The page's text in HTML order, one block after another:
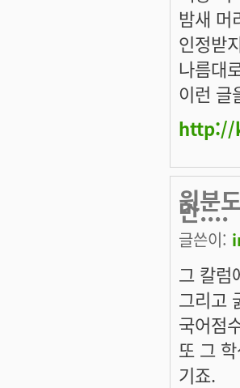
밤새 머
인정받
나름대
이런 글
http://
윗분
만....
글쓴이:
그 칼럼
그리고
국어점
또 그
기죠.